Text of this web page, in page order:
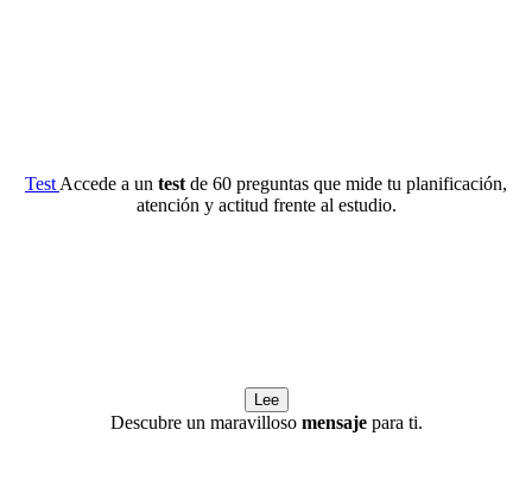
Test Accede a un test de 60 preguntas que mide tu planificación,
atención y actitud frente al estudio.
Lee
Descubre un maravilloso mensajepara ti.